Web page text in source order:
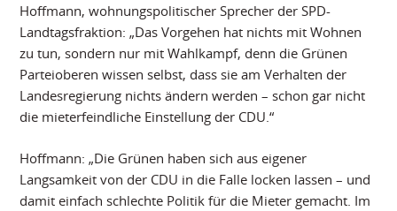
Hoffmann, wohnungspolitischer Sprecher der SPD-
Landtagsfraktion: „Das Vorgehen hat nichts mit Wohnen
zu tun, sondern nur mit Wahlkampf, denn die Grünen
Parteioberen wissen selbst, dass sie am Verhalten der
Landesregierung nichts ändern werden – schon gar nicht
die mieterfeindliche Einstellung der CDU.“
Hoffmann: „Die Grünen haben sich aus eigener
Langsamkeit von der CDU in die Falle locken lassen – und
damit einfach schlechte Politik für die Mieter gemacht. Im